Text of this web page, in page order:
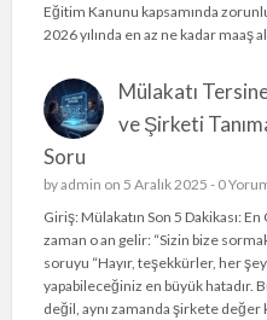
Eğitim Kanunu kapsamında
2026 yılında en az ne kadar maaş
Mülakatı
ve Şirketi
Soru
byadmin on 5 Aralık 2025 - 0
Giriş: Mülakatın Son 5 Dakikası:
zaman o an gelir: “Sizin bize
soruyu “Hayır, teşekkürler, her
yapabileceğiniz en büyük hatadır.
değil, aynı zamanda şirkete